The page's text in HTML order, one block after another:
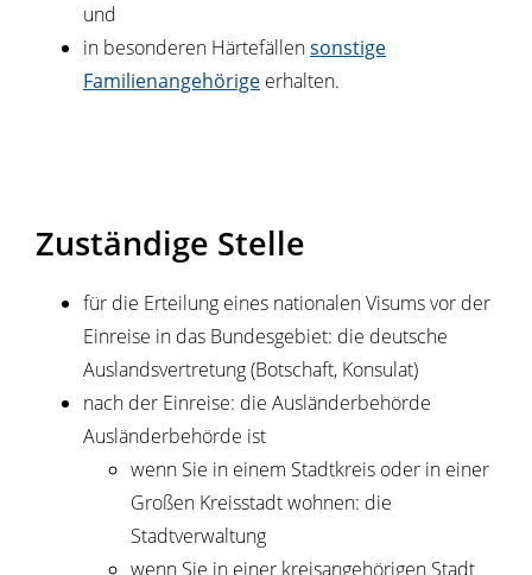
und
in besonderen Härtefällensonstige
Familienangehörige erhalten.
Zuständige Stelle
für die Erteilung eines nationalen Visums vor der
Einreise in das Bundesgebiet: die deutsche
Auslandsvertretung (Botschaft, Konsulat)
nach der Einreise: die Ausländerbehörde
Ausländerbehörde ist
wenn Sie in einem Stadtkreis oder in einer
Großen Kreisstadt wohnen: die
Stadtverwaltung
wenn Sie in einer kreisangehörigen Stadt